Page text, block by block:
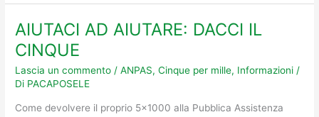
AIUTACI AD AIUTARE: DACCI IL
CINQUE
Lascia un commento /ANPAS,Cinque per mille, Informazioni /
Di PACAPOSELE
Come devolvere il proprio 5×1000 alla Pubblica Assistenza
AIUTACI
AD
AIUTARE:
DACCI
IL
CINQUE